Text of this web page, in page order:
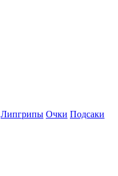
Липгрипы Очки Подсаки